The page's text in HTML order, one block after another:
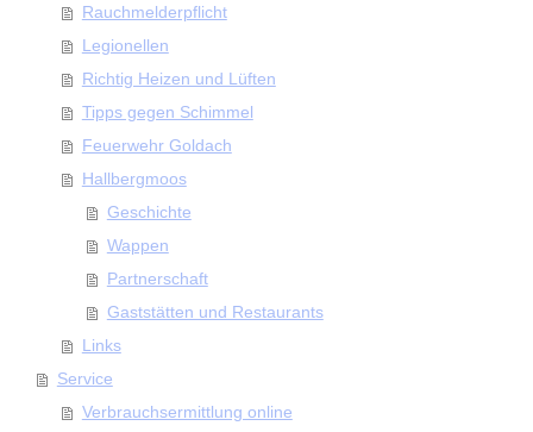
Rauchmelderpflicht
Legionellen
Richtig Heizen und Lüften
Tipps gegen Schimmel
Feuerwehr Goldach
Hallbergmoos
Geschichte
Wappen
Partnerschaft
Gaststätten und Restaurants
Links
Service
Verbrauchsermittlung online